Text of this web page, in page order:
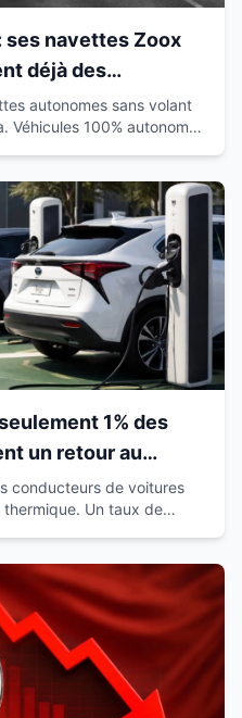
ses navettes Zoox
déjà des
autonomes sans volant
Véhicules 100% autonomes
1% des
un retour au
conducteurs de voitures
Un taux de